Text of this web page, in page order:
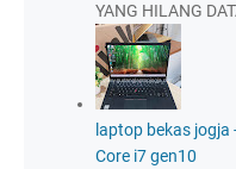
YANG HILANG
laptop bekas
Core i7 gen10